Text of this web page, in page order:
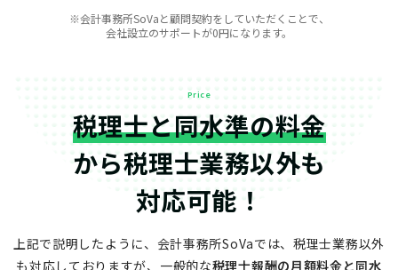
※会計事務所SoVaと顧問契約をしていただくことで、
会社設立のサポートが0円になります。
Price
税理士と同水準の料金
から税理士業務以外も
対応可能！
上記で説明したように、会計事務所SoVaでは、税理士業務以外
も対応しておりますが、 一般的な税理士報酬の月額料金と同水